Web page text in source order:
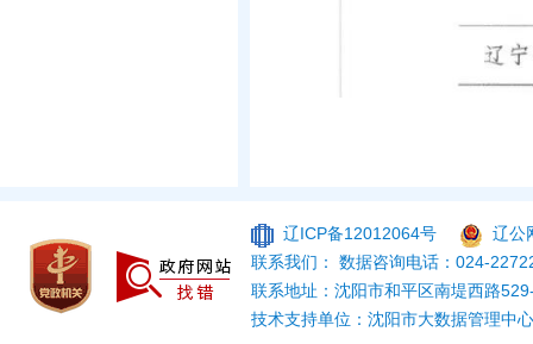
辽ICP备12012064号
辽公
联系我们： 数据咨询电话：024-
联系地址：沈阳市和平区南堤西路
技术支持单位：沈阳市大数据管理中